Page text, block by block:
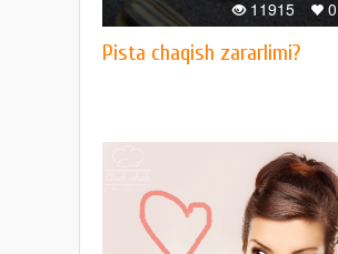
0
11915
Pista chaqish zararlimi?